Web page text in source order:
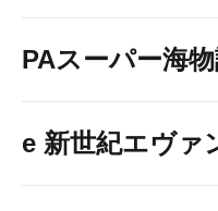
PAスーパー海
e 新世紀エヴァ